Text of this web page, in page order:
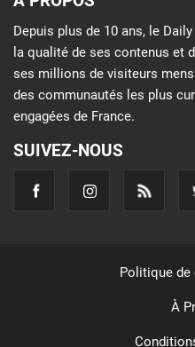
Depuis plus de 10 ans, le
la qualité de ses contenus et
ses millions de visiteurs
des communautés les plus
engagées de France.
SUIVEZ-NOUS
Politique
À